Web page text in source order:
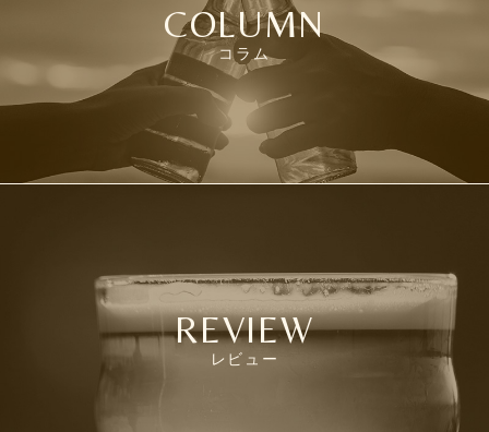
COLUMN
コラム
REVIEW
レビュー